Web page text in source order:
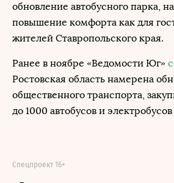
обновление автобусного парка,
повышение комфорта как для
жителей Ставропольского края.
Ранее в ноябре «Ведомости Юг»
Ростовская область намерена
общественного транспорта,
до 1000 автобусов и
Спецпроект 16+